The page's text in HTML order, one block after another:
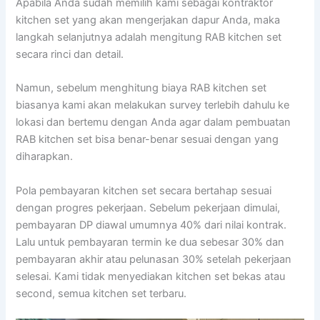
Apabila Anda sudah memilih kami sebagai kontraktor
kitchen set yang akan mengerjakan dapur Anda, maka
langkah selanjutnya adalah mengitung RAB kitchen set
secara rinci dan detail.
Namun, sebelum menghitung biaya RAB kitchen set
biasanya kami akan melakukan survey terlebih dahulu ke
lokasi dan bertemu dengan Anda agar dalam pembuatan
RAB kitchen set bisa benar-benar sesuai dengan yang
diharapkan.
Pola pembayaran kitchen set secara bertahap sesuai
dengan progres pekerjaan. Sebelum pekerjaan dimulai,
pembayaran DP diawal umumnya 40% dari nilai kontrak.
Lalu untuk pembayaran termin ke dua sebesar 30% dan
pembayaran akhir atau pelunasan 30% setelah pekerjaan
selesai. Kami tidak menyediakan kitchen set bekas atau
second, semua kitchen set terbaru.